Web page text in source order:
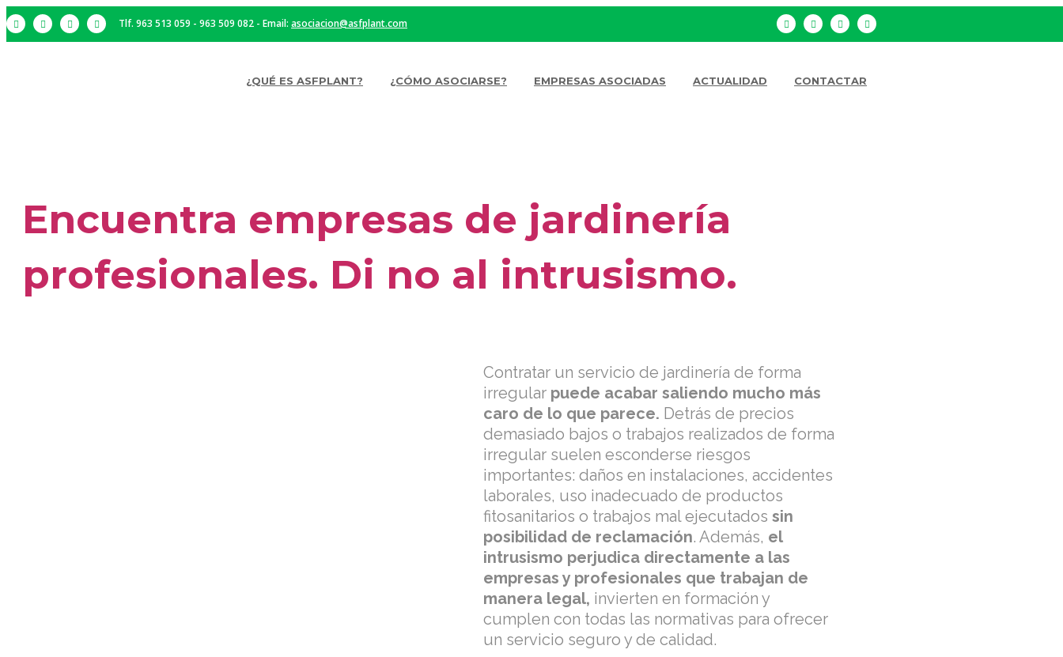
Tlf. 963 513 059 - 963 509 082 - Email: asociacion@asfplant.com
¿QUÉ ES ASFPLANT? ¿CÓMO ASOCIARSE? EMPRESAS ASOCIADAS ACTUALIDAD CONTACTAR
Encuentra empresas de jardinería
profesionales. Di no al intrusismo.
Contratar un servicio de jardinería de forma
irregular puede acabar saliendo mucho más
caro de lo que parece. Detrás de precios
demasiado bajos o trabajos realizados de forma
irregular suelen esconderse riesgos
importantes: daños en instalaciones, accidentes
laborales, uso inadecuado de productos
fitosanitarios o trabajos mal ejecutados sin
posibilidad de reclamación. Además, el
intrusismo perjudica directamente a las
empresas y profesionales que trabajan de
manera legal, invierten en formación y
cumplen con todas las normativas para ofrecer
un servicio seguro y de calidad.